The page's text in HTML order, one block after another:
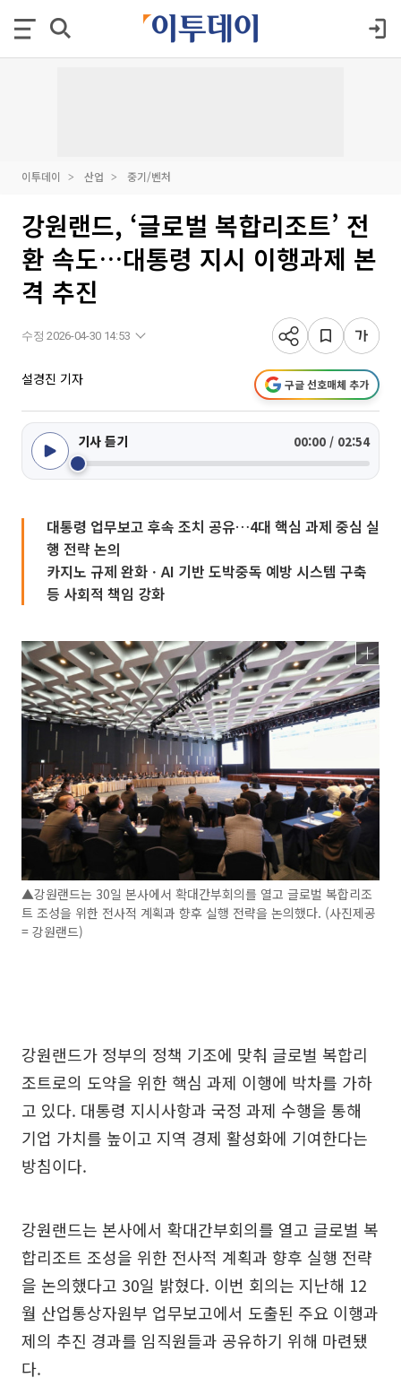
이투데이 산업 중기/벤처
강원랜드, ‘글로벌 복합리조트’ 전
환 속도…대통령 지시 이행과제 본
격 추진
수정 2026-04-30 14:53
설경진 기자 구글 선호매체 추가
기사 듣기 00:00 / 02:54
대통령 업무보고 후속 조치 공유…4대 핵심 과제 중심 실
행 전략 논의
카지노 규제 완화ㆍAI 기반 도박중독 예방 시스템 구축
등 사회적 책임 강화
▲강원랜드는 30일 본사에서 확대간부회의를 열고 글로벌 복합리조
트 조성을 위한 전사적 계획과 향후 실행 전략을 논의했다. (사진제공
= 강원랜드)
강원랜드가 정부의 정책 기조에 맞춰 글로벌 복합리
조트로의 도약을 위한 핵심 과제 이행에 박차를 가하
고 있다. 대통령 지시사항과 국정 과제 수행을 통해
기업 가치를 높이고 지역 경제 활성화에 기여한다는
방침이다.
강원랜드는 본사에서 확대간부회의를 열고 글로벌 복
합리조트 조성을 위한 전사적 계획과 향후 실행 전략
을 논의했다고 30일 밝혔다. 이번 회의는 지난해 12
월 산업통상자원부 업무보고에서 도출된 주요 이행과
제의 추진 경과를 임직원들과 공유하기 위해 마련됐
다.